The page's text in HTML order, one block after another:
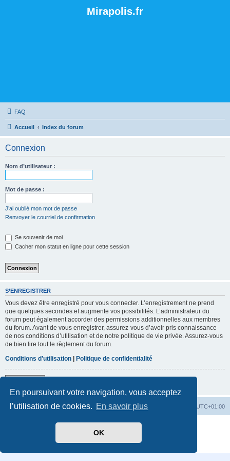
En poursuivant votre navigation, vous acceptez
l’utilisation de cookies. En savoir plus
OK
Mirapolis.fr
FAQ
Accueil Index du forum
Connexion
Nom d’utilisateur :
Mot de passe :
J’ai oublié mon mot de passe
Renvoyer le courriel de confirmation
Se souvenir de moi
Cacher mon statut en ligne pour cette session
S’ENREGISTRER
Vous devez être enregistré pour vous connecter. L’enregistrement ne prend
que quelques secondes et augmente vos possibilités. L’administrateur du
forum peut également accorder des permissions additionnelles aux membres
du forum. Avant de vous enregistrer, assurez-vous d’avoir pris connaissance
de nos conditions d’utilisation et de notre politique de vie privée. Assurez-vous
de bien lire tout le règlement du forum.
Conditions d’utilisation | Politique de confidentialité
Accueil Index du forum UTC+01:00
Développé par
® Forum Software © phpBB Limited
Traduit par
Confidentialité|Conditions